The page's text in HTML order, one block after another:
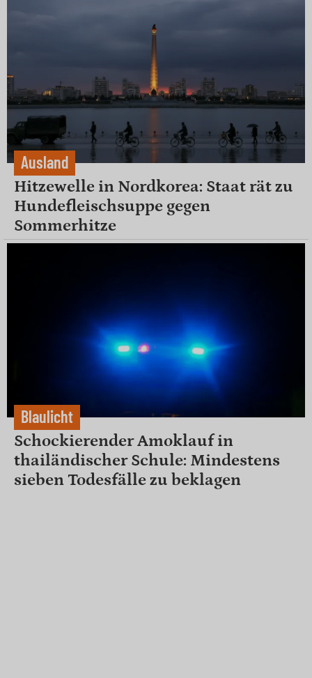
Ausland
Hitzewelle in Nordkorea: Staat rät zu
Hundefleischsuppe gegen
Sommerhitze
Blaulicht
Schockierender Amoklauf in
thailändischer Schule: Mindestens
sieben Todesfälle zu beklagen